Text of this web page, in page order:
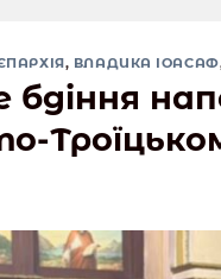
, ВЛАДИКА ІОАСАФ
бдіння